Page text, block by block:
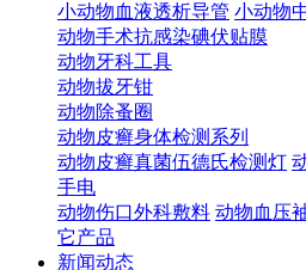
小动物血液透析导管 小动物
动物手术抗感染碘伏贴膜
动物牙科工具
动物拔牙钳
动物除蚤圈
动物皮癣身体检测系列
动物皮癣真菌伍德氏检测灯
手电
动物伤口外科敷料 动物血压
它产品
新闻动态